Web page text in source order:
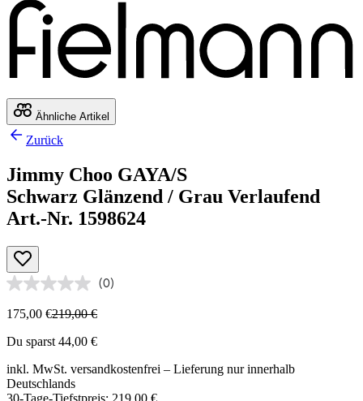
Ähnliche Artikel
Zurück
Jimmy Choo GAYA/S
Schwarz Glänzend / Grau Verlaufend
Art.-Nr. 1598624
(0)
175,00 €219,00 €
Du sparst 44,00 €
inkl. MwSt. versandkostenfrei – Lieferung nur innerhalb
Deutschlands
30-Tage-Tiefstpreis: 219,00 €